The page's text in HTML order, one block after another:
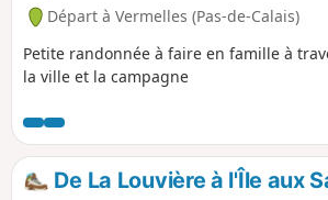
Départ à Vermelles (Pas-de-Calais)
Petite randonnée à faire en famille à
la ville et la campagne
De La Louvière à l'Île aux